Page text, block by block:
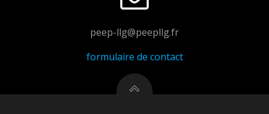
peep-llg@peepllg.fr
formulaire de contact